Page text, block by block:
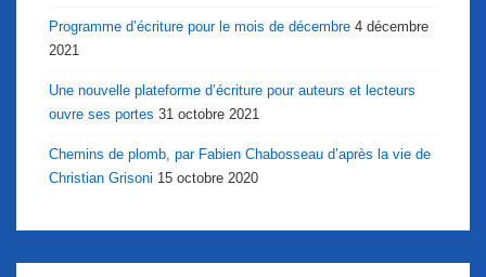
Programme d’écriture pour le mois de décembre 4 décembre
2021
Une nouvelle plateforme d’écriture pour auteurs et lecteurs
ouvre ses portes 31 octobre 2021
Chemins de plomb, par Fabien Chabosseau d’après la vie de
Christian Grisoni 15 octobre 2020